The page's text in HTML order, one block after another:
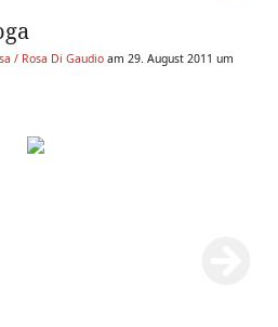
/ Rosa Di Gaudio am 29. August 2011 um